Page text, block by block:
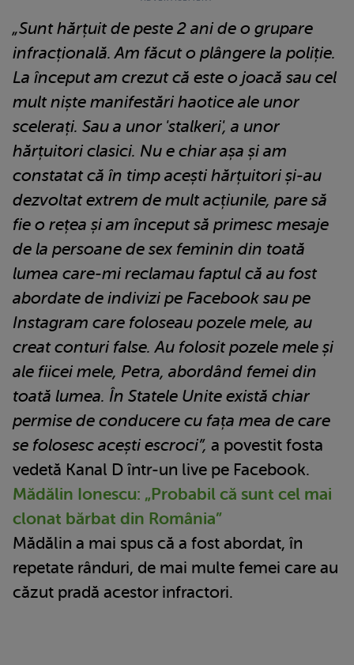
„Sunt hărțuit de peste 2 ani de o grupare
infracțională. Am făcut o plângere la poliție.
La început am crezut că este o joacă sau cel
mult niște manifestări haotice ale unor
scelerați. Sau a unor 'stalkeri', a unor
hărțuitori clasici. Nu e chiar așa și am
constatat că în timp acești hărțuitori și-au
dezvoltat extrem de mult acțiunile, pare să
fie o rețea și am început să primesc mesaje
de la persoane de sex feminin din toată
lumea care-mi reclamau faptul că au fost
abordate de indivizi pe Facebook sau pe
Instagram care foloseau pozele mele, au
creat conturi false.Au folosit pozele mele și
ale fiicei mele, Petra, abordând femei din
toată lumea. În Statele Unite există chiar
permise de conducere cu fața mea de care
se folosesc acești escroci”, a povestit fosta
vedetă Kanal D într-un live pe Facebook.
Mădălin Ionescu: „Probabil că sunt cel mai
clonat bărbat din România”
Mădălin a mai spus că a fost abordat, în
repetate rânduri, de mai multe femei care au
căzut pradă acestor infractori.